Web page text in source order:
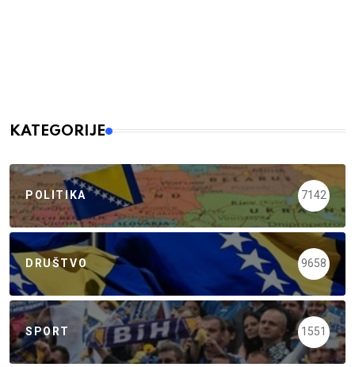
KATEGORIJE
POLITIKA 7142
DRUŠTVO 9658
SPORT 1551